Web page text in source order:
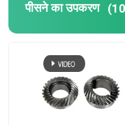
पीसने का उपकरण